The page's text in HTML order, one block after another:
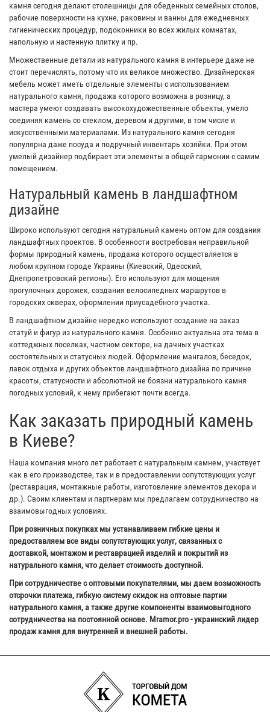
камня сегодня делают столешницы для обеденных семейных столов,
рабочие поверхности на кухне, раковины и ванны для ежедневных
гигиенических процедур, подоконники во всех жилых комнатах,
напольную и настенную плитку и пр.
Множественные детали из натурального камня в интерьере даже не
стоит перечислять, потому что их великое множество. Дизайнерская
мебель может иметь отдельные элементы с использованием
натурального камня, продажа которого возможна в розницу, а
мастера умеют создавать высокохудожественные объекты, умело
соединяя камень со стеклом, деревом и другими, в том числе и
искусственными материалами. Из натурального камня сегодня
популярна даже посуда и подручный инвентарь хозяйки. При этом
умелый дизайнер подбирает эти элементы в общей гармонии с самим
помещением.
Натуральный камень в ландшафтном
дизайне
Широко используют сегодня натуральный камень оптом для создания
ландшафтных проектов. В особенности востребован неправильной
формы природный камень, продажа которого осуществляется в
любом крупном городе Украины (Киевский, Одесский,
Днепропетровский регионы). Его используют для мощения
прогулочных дорожек, создания велосипедных маршрутов в
городских скверах, оформлении приусадебного участка.
В ландшафтном дизайне нередко используют создание на заказ
статуй и фигур из натурального камня. Особенно актуальна эта тема в
коттеджных поселках, частном секторе, на дачных участках
состоятельных и статусных людей. Оформление мангалов, беседок,
лавок отдыха и других объектов ландшафтного дизайна по причине
красоты, статусности и абсолютной не боязни натурального камня
погодных условий, к нему прибегают почти всегда.
Как заказать природный камень
в Киеве?
Наша компания много лет работает с натуральным камнем, участвует
как в его производстве, так и в предоставлении сопутствующих услуг
(реставрация, монтажные работы, изготовление элементов декора и
др.). Своим клиентам и партнерам мы предлагаем сотрудничество на
взаимовыгодных условиях.
При розничных покупках мы устанавливаем гибкие цены и
предоставляем все виды сопутствующих услуг, связанных с
доставкой, монтажом и реставрацией изделий и покрытий из
натурального камня, что делает стоимость доступной.
При сотрудничестве с оптовыми покупателями, мы даем возможность
отсрочки платежа, гибкую систему скидок на оптовые партии
натурального камня, а также другие компоненты взаимовыгодного
сотрудничества на постоянной основе. Mramor.pro - украинский лидер
продаж камня для внутренней и внешней работы.